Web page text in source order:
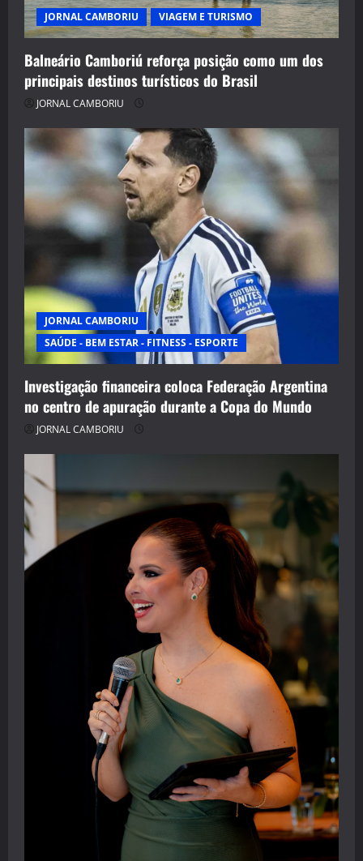
JORNAL CAMBORIU VIAGEM E TURISMO
Balneário Camboriú reforça posição como um dos
principais destinos turísticos do Brasil
JORNAL CAMBORIU
JORNAL CAMBORIU
SAÚDE - BEM ESTAR - FITNESS - ESPORTE
Investigação financeira coloca Federação Argentina
no centro de apuração durante a Copa do Mundo
JORNAL CAMBORIU